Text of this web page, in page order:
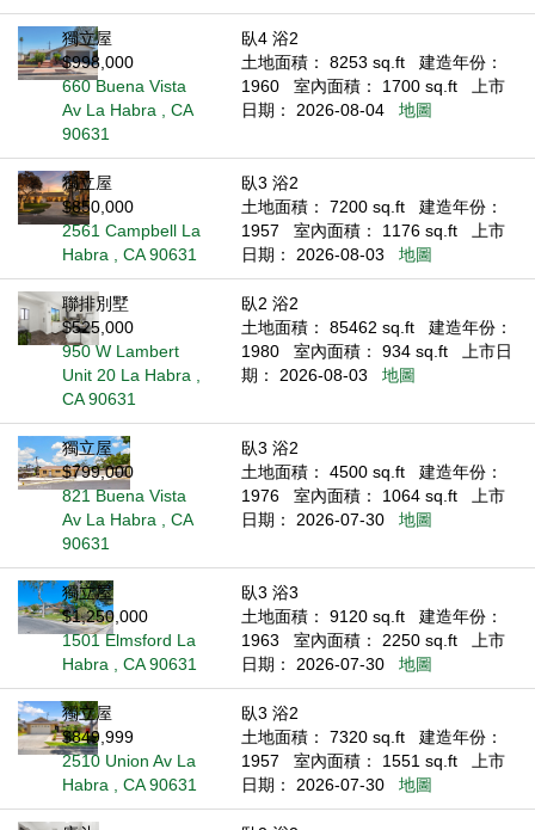
獨立屋
$998,000
660 Buena Vista
Av La Habra , CA
90631
臥4 浴2
土地面積： 8253 sq.ft
建造年份：
1960
室內面積： 1700 sq.ft
上市
日期： 2026-08-04
地圖
獨立屋
$850,000
2561 Campbell La
Habra , CA 90631
臥3 浴2
土地面積： 7200 sq.ft
建造年份：
1957
室內面積： 1176 sq.ft
上市
日期： 2026-08-03
地圖
聯排別墅
$525,000
950 W Lambert
Unit 20 La Habra ,
CA 90631
臥2 浴2
土地面積： 85462 sq.ft
建造年份：
1980
室內面積： 934 sq.ft
上市日
期： 2026-08-03
地圖
獨立屋
$799,000
821 Buena Vista
Av La Habra , CA
90631
臥3 浴2
土地面積： 4500 sq.ft
建造年份：
1976
室內面積： 1064 sq.ft
上市
日期： 2026-07-30
地圖
獨立屋
$1,250,000
1501 Elmsford La
Habra , CA 90631
臥3 浴3
土地面積： 9120 sq.ft
建造年份：
1963
室內面積： 2250 sq.ft
上市
日期： 2026-07-30
地圖
獨立屋
$849,999
2510 Union Av La
Habra , CA 90631
臥3 浴2
土地面積： 7320 sq.ft
建造年份：
1957
室內面積： 1551 sq.ft
上市
日期： 2026-07-30
地圖